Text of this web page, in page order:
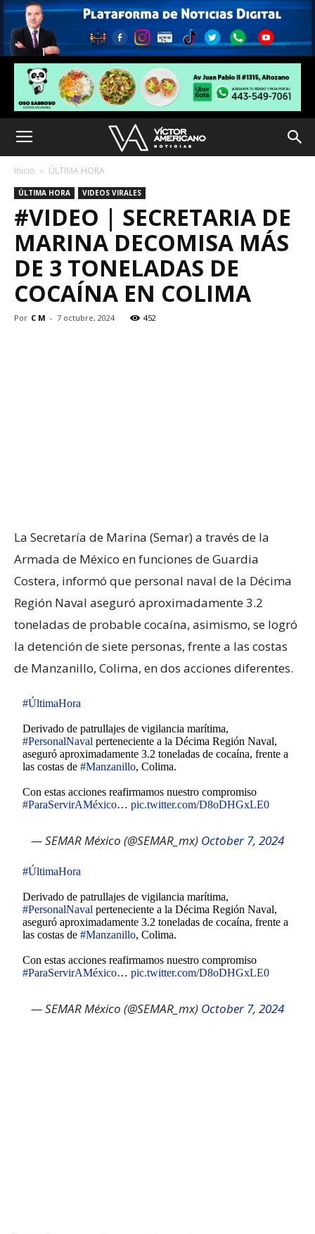
Inicio ÚLTIMA HORA
ÚLTIMA HORA VIDEOS VIRALES
#VIDEO | SECRETARIA DE
MARINA DECOMISA MÁS
DE 3 TONELADAS DE
COCAÍNA EN COLIMA
Por C M - 7 octubre, 2024 452
La Secretaría de Marina (Semar) a través de la
Armada de México en funciones de Guardia
Costera, informó que personal naval de la Décima
Región Naval aseguró aproximadamente 3.2
toneladas de probable cocaína, asimismo, se logró
la detención de siete personas, frente a las costas
de Manzanillo, Colima, en dos acciones diferentes.
#ÚltimaHora
Derivado de patrullajes de vigilancia marítima,
#PersonalNaval perteneciente a la Décima Región Naval,
aseguró aproximadamente 3.2 toneladas de cocaína, frente a
las costas de#Manzanillo, Colima.
Con estas acciones reafirmamos nuestro compromiso
#ParaServirAMéxico…pic.twitter.com/D8oDHGxLE0
— SEMAR México (@SEMAR_mx) October 7, 2024
#ÚltimaHora
Derivado de patrullajes de vigilancia marítima,
#PersonalNaval perteneciente a la Décima Región Naval,
aseguró aproximadamente 3.2 toneladas de cocaína, frente a
las costas de#Manzanillo, Colima.
Con estas acciones reafirmamos nuestro compromiso
#ParaServirAMéxico…pic.twitter.com/D8oDHGxLE0
— SEMAR México (@SEMAR_mx) October 7, 2024